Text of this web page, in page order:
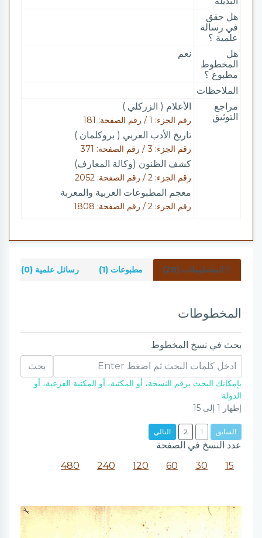
هل حقق
في رسالة
علمية ؟
هل
المخطوط
مطبوع ؟
نعم
الملاحظات
مراجع
التوثيق
الأعلام ( الزركلي )
رقم الجزء: 1 / رقم الصفحة: 181
تاريخ الأدب العربي ( بروكلمان )
رقم الجزء: 3 / رقم الصفحة: 371
كشف الظنون (وكالة المعارف)
رقم الجزء: 2 / رقم الصفحة: 2052
معجم المطبوعات العربية والمعربة
رقم الجزء: 2 / رقم الصفحة: 1808
المخطوطات (28) مطبوعات (1) رسائل علمية (0)
المخطوطات
بحث في نسخ المخطوط
بحث
بإمكانك البحث برقم النسخة، أو المكتبة، أو المكتبة الفرعية، أو
الدولة
إظهار 1 إلى 15
السابق 1
2 التالي
عدد النسخ في الصفحة
15
30
60
120
240
480